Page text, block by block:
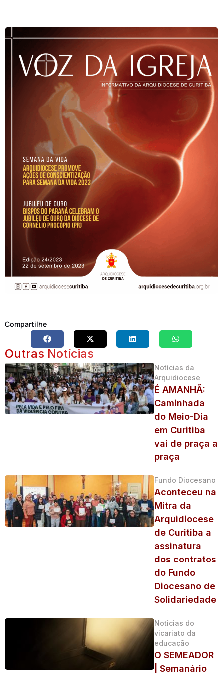
Compartilhe
Outras Notícias
Notícias da
Arquidiocese
É AMANHÃ:
Caminhada
do Meio-Dia
em Curitiba
vai de praça a
praça
Fundo Diocesano
Aconteceu na
Mitra da
Arquidiocese
de Curitiba a
assinatura
dos contratos
do Fundo
Diocesano de
Solidariedade
Noticias do
vicariato da
educação
O SEMEADOR
| Semanário